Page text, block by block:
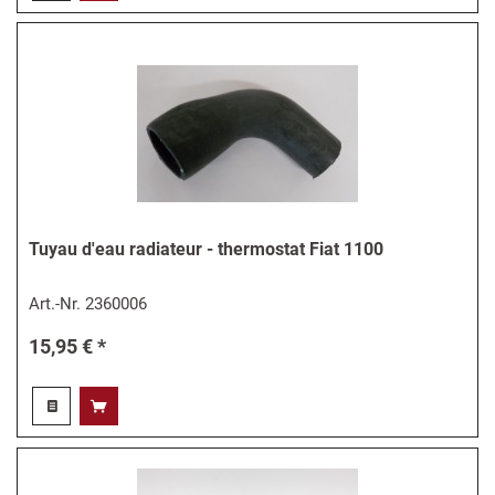
Tuyau d'eau radiateur - thermostat Fiat 1100
Art.-Nr.2360006
15,95 € *